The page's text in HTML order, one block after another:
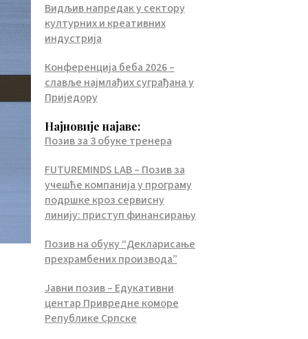
Видљив напредак у сектору
културних и креативних
индустрија
Конференција беба 2026 –
славље најмлађих суграђана у
Приједору
Најновије најаве:
Позив за 3 обуке тренера
FUTUREMINDS LAB – Позив за
учешће компанија у програму
подршке кроз сервисну
линију: приступ финансирању
Позив на обуку “Декларисање
прехрамбених производа”
Јавни позив – Едукативни
центар Привредне коморе
Републике Српске